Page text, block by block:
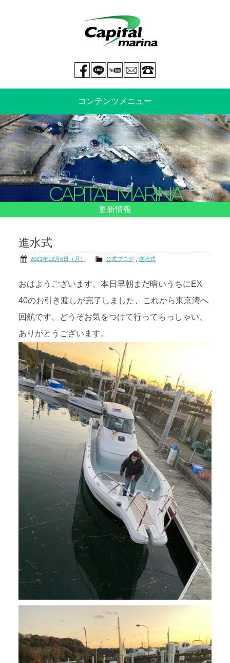
mail
You tube
LINE@
Facebook page
コンテンツメニュー
中古艇情報 新艇情報
船のご売却 整備・特殊艤装
船舶保険 マリーナ情報・料金表
茨城の海
会社概要 リンク
CAPITAL MARINA
更新情報
進水式
2021年12月6日（月） 公式ブログ, 進水式
おはようございます、本日早朝まだ暗いうちにEX
40のお引き渡しが完了しました、これから東京湾へ
回航です、どうぞお気をつけて行ってらっしゃい、
ありがとうございます。